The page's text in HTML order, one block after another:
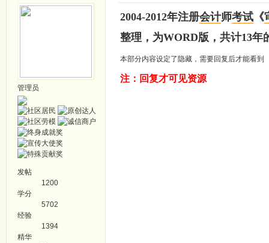
管理员
发帖
1200
学分
5702
经验
1394
精华
2004-2012年注册会计师考试 《
整理，为WORD版，共计13年
本部分内容设定了隐藏，需要回复后才能看到
注：回复才可见资源